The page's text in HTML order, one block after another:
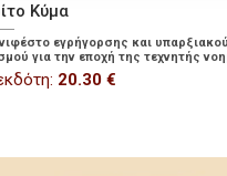
Κύμα
εγρήγορσης και υπαρξιακού
για την εποχή της τεχνητής
τεχνολογίας και του
20.30 €